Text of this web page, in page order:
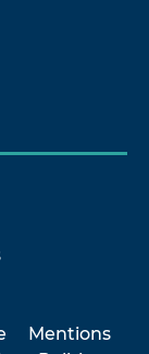
Mentions